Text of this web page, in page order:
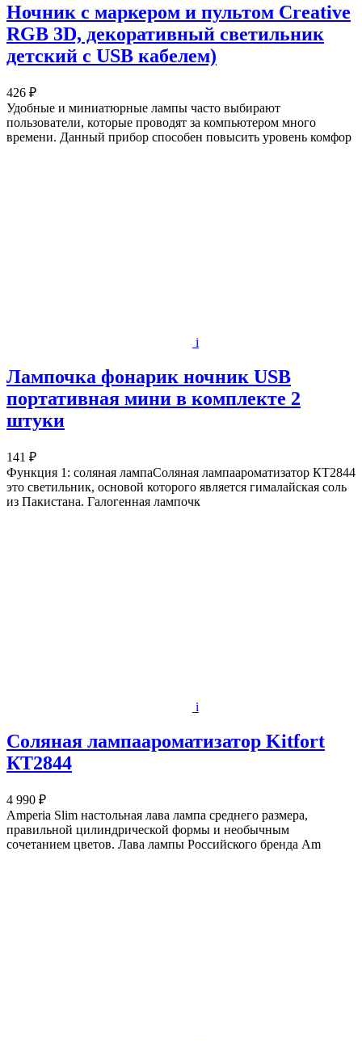
Ночник с маркером и пультом Creative
RGB 3D, декоративный светильник
детский с USB кабелем)
426 ₽
Удобные и миниатюрные лампы часто выбирают
пользователи, которые проводят за компьютером много
времени. Данный прибор способен повысить уровень комфор
i
Лампочка фонарик ночник USB
портативная мини в комплекте 2
штуки
141 ₽
Функция 1: соляная лампаСоляная лампаароматизатор КТ2844
это светильник, основой которого является гималайская соль
из Пакистана. Галогенная лампочк
i
Соляная лампаароматизатор Kitfort
КТ2844
4 990 ₽
Amperia Slim настольная лава лампа среднего размера,
правильной цилиндрической формы и необычным
сочетанием цветов. Лава лампы Российского бренда Am